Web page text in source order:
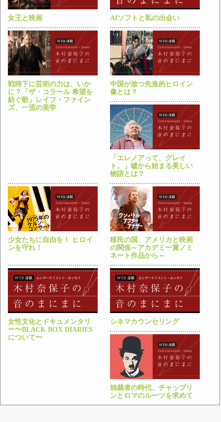
女王と映画 AIソフトと私の出会い
戦時下に芸術の力は、いか
に？「ザ・コラール 希望を
紡ぐ歌」レイフ・ファイン
ズ、一流の美学
中国が放つ先進的ヒロイン
像とは？
「エレノアって、グレイ
ト。」嘘から始まる美しい
物語とは？
少女たちに自由を！ ヒロイ
ンを守れ！
移民の国、アメリカと映画
の関係～アカデミー賞ノミ
ネート作品から～
女性文化とドキュメンタリ
ー〜BLACK BOX DIARIES
について〜
シネマカウンセリング
独裁者の時代、チャップリ
ンとロマのルーツを求めて